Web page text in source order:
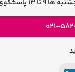
021-